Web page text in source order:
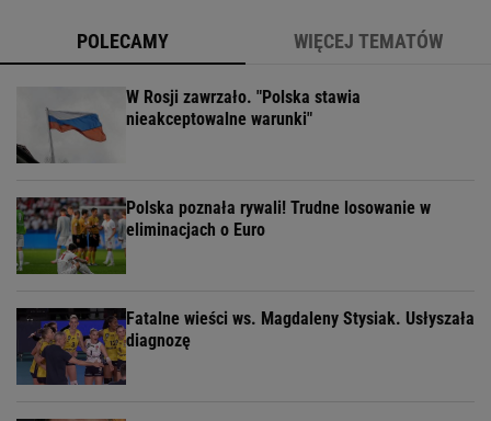
POLECAMY WIĘCEJ TEMATÓW
W Rosji zawrzało. "Polska stawia
nieakceptowalne warunki"
Polska poznała rywali! Trudne losowanie w
eliminacjach o Euro
Fatalne wieści ws. Magdaleny Stysiak. Usłyszała
diagnozę